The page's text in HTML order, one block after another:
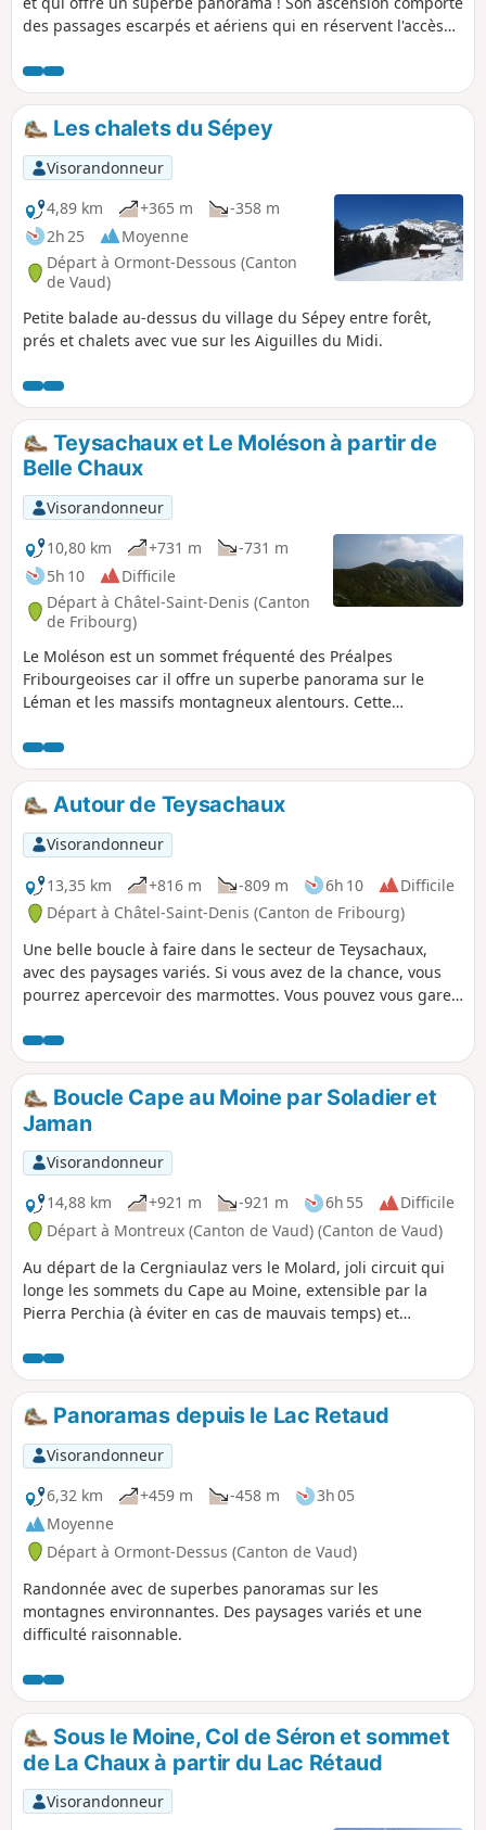
des passages escarpés et aériens qui en réservent l'accès
Les chalets du Sépey
Visorandonneur
4,89 km
+365 m
-358 m
2h 25
Moyenne
Départ à Ormont-Dessous (Canton
de Vaud)
Petite balade au-dessus du village du Sépey entre forêt,
prés et chalets avec vue sur les Aiguilles du Midi.
Teysachaux et Le Moléson à partir de
Belle Chaux
Visorandonneur
10,80 km
+731 m
-731 m
5h 10
Difficile
Départ à Châtel-Saint-Denis (Canton
de Fribourg)
Le Moléson est un sommet fréquenté des Préalpes
Fribourgeoises car il offre un superbe panorama sur le
Léman et les massifs montagneux alentours. Cette
par le sommet de Teysachaux, aux abords abrupts, et en
suivant ensuite un agréable cheminement en crête.
Autour de Teysachaux
Visorandonneur
13,35 km
+816 m -809 m 6h 10
Difficile
Départ à Châtel-Saint-Denis (Canton de Fribourg)
Une belle boucle à faire dans le secteur de Teysachaux,
avec des paysages variés. Si vous avez de la chance, vous
pourrez apercevoir des marmottes. Vous pouvez vous garer
Boucle Cape au Moine par Soladier et
Jaman
Visorandonneur
14,88 km
+921 m -921 m 6h 55
Difficile
Départ à Montreux (Canton de Vaud) (Canton de Vaud)
Au départ de la Cergniaulaz vers le Molard, joli circuit qui
longe les sommets du Cape au Moine, extensible par la
Pierra Perchia (à éviter en cas de mauvais temps) et
Panoramas depuis le Lac Retaud
Visorandonneur
6,32 km
+459 m -458 m
3h 05
Moyenne
Départ à Ormont-Dessus (Canton de Vaud)
Randonnée avec de superbes panoramas sur les
montagnes environnantes. Des paysages variés et une
difficulté raisonnable.
Sous le Moine, Col de Séron et sommet
de La Chaux à partir du Lac Rétaud
Visorandonneur